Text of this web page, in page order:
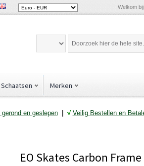
Welkom
Schaatsen Merken
gerond en geslepen| √ Veilig Bestellen en
EO Skates Carbon